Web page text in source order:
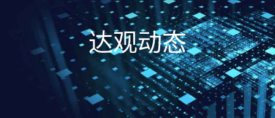
达观动态